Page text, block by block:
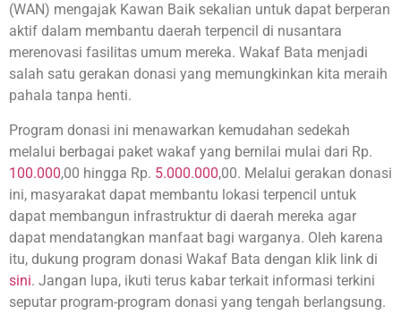
(WAN) mengajak Kawan Baik sekalian untuk dapat berperan
aktif dalam membantu daerah terpencil di nusantara
merenovasi fasilitas umum mereka. Wakaf Bata menjadi
salah satu gerakan donasi yang memungkinkan kita meraih
pahala tanpa henti.
Program donasi ini menawarkan kemudahan sedekah
melalui berbagai paket wakaf yang bernilai mulai dari Rp.
100.000,00 hingga Rp. 5.000.000,00. Melalui gerakan donasi
ini, masyarakat dapat membantu lokasi terpencil untuk
dapat membangun infrastruktur di daerah mereka agar
dapat mendatangkan manfaat bagi warganya. Oleh karena
itu, dukung program donasi Wakaf Bata dengan klik link di
sini. Jangan lupa, ikuti terus kabar terkait informasi terkini
seputar program-program donasi yang tengah berlangsung.